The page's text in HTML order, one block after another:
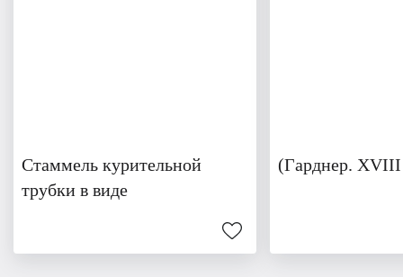
Стаммель курительной
трубки в виде
(Гарднер. XVIII